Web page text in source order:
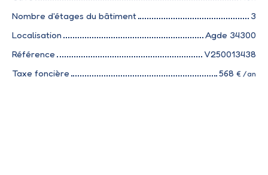
Nombre d'étages du bâtiment
3
Localisation
Agde 34300
Référence
V250013438
Taxe foncière
568 € /an